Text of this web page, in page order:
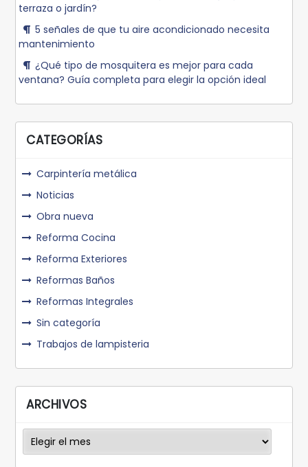
terraza o jardín?
5 señales de que tu aire acondicionado necesita
mantenimiento
¿Qué tipo de mosquitera es mejor para cada
ventana? Guía completa para elegir la opción ideal
CATEGORÍAS
Carpintería metálica
Noticias
Obra nueva
Reforma Cocina
Reforma Exteriores
Reformas Baños
Reformas Integrales
Sin categoría
Trabajos de lampisteria
ARCHIVOS
Archivos